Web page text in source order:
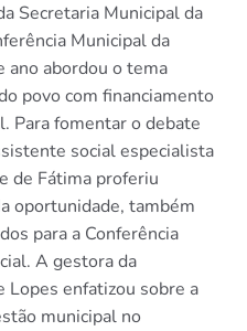
Secretaria Municipal da
Municipal da
ano abordou o tema
povo com financiamento
Para fomentar o debate
social especialista
de Fátima proferiu
oportunidade, também
para a Conferência
A gestora da
Lopes enfatizou sobre a
municipal no